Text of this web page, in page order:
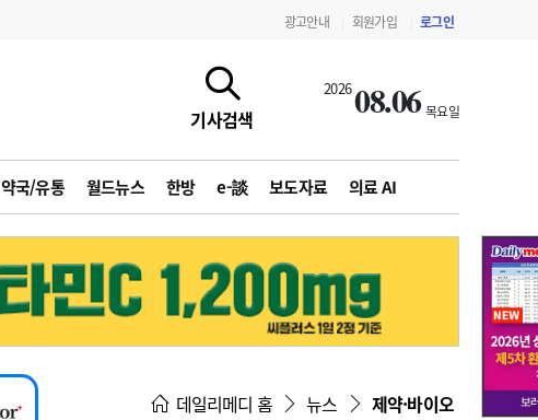
광고안내 회원가입 로그인
기사검색
202608.06 목요일
약국/유통 월드뉴스 한방 e-談 보도자료 의료 AI
지침·기준·평가 약제급여 심사 결과
데일리메디 홈 뉴스 제약·바이오